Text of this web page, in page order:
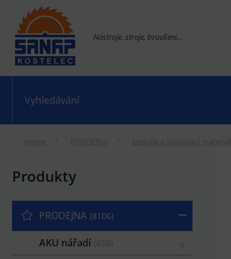
Nástroje, stroje, broušení...
Produkty
PRODEJNA 8106
AKU nářadí